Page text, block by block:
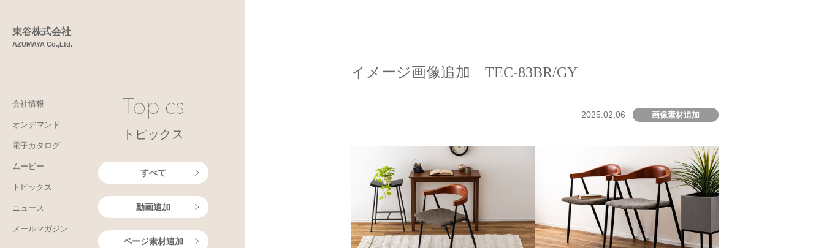
東谷株式会社
AZUMAYA Co.,Ltd.
会社情報
オンデマンド
電子カタログ
ムービー
トピックス
ニュース
メールマガジン
トピックス
すべて
動画追加
ページ素材追加
イメージ画像追加 TEC-83BR/GY
2025.02.06 画像素材追加